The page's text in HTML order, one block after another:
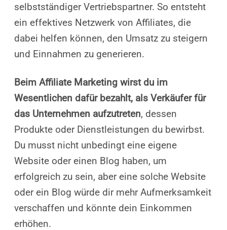
selbstständiger Vertriebspartner. So entsteht
ein effektives Netzwerk von Affiliates, die
dabei helfen können, den Umsatz zu steigern
und Einnahmen zu generieren.
Beim Affiliate Marketing wirst du im
Wesentlichen dafür bezahlt, als Verkäufer für
das Unternehmen aufzutreten, dessen
Produkte oder Dienstleistungen du bewirbst.
Du musst nicht unbedingt eine eigene
Website oder einen Blog haben, um
erfolgreich zu sein, aber eine solche Website
oder ein Blog würde dir mehr Aufmerksamkeit
verschaffen und könnte dein Einkommen
erhöhen.